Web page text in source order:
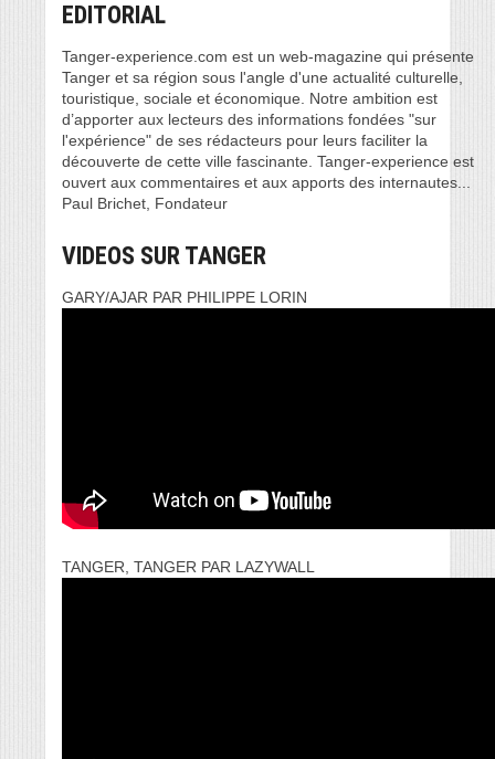
EDITORIAL
Tanger-experience.com est un web-magazine qui présente
Tanger et sa région sous l'angle d'une actualité culturelle,
touristique, sociale et économique. Notre ambition est
d’apporter aux lecteurs des informations fondées "sur
l'expérience" de ses rédacteurs pour leurs faciliter la
découverte de cette ville fascinante. Tanger-experience est
ouvert aux commentaires et aux apports des internautes...
Paul Brichet, Fondateur
VIDEOS SUR TANGER
GARY/AJAR PAR PHILIPPE LORIN
TANGER, TANGER PAR LAZYWALL